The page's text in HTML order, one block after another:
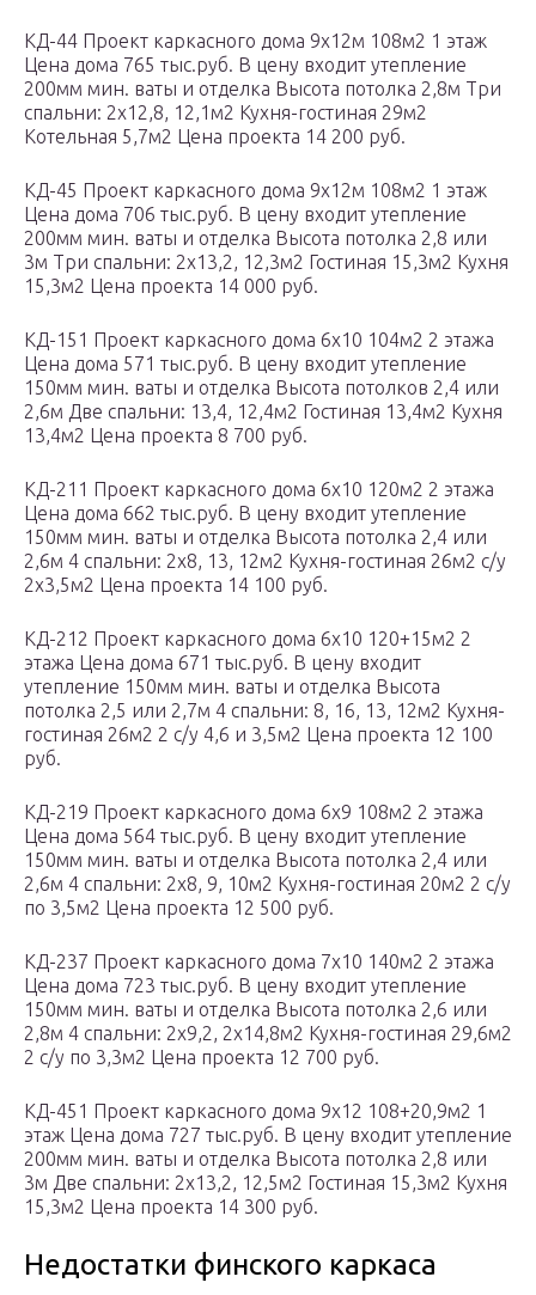
КД-44 Проект каркасного дома 9х12м 108м2 1 этаж
Цена дома 765 тыс.руб. В цену входит утепление
200мм мин. ваты и отделка Высота потолка 2,8м Три
спальни: 2х12,8, 12,1м2 Кухня-гостиная 29м2
Котельная 5,7м2 Цена проекта 14 200 руб.
КД-45 Проект каркасного дома 9х12м 108м2 1 этаж
Цена дома 706 тыс.руб. В цену входит утепление
200мм мин. ваты и отделка Высота потолка 2,8 или
3м Три спальни: 2х13,2, 12,3м2 Гостиная 15,3м2 Кухня
15,3м2 Цена проекта 14 000 руб.
КД-151 Проект каркасного дома 6х10 104м2 2 этажа
Цена дома 571 тыс.руб. В цену входит утепление
150мм мин. ваты и отделка Высота потолков 2,4 или
2,6м Две спальни: 13,4, 12,4м2 Гостиная 13,4м2 Кухня
13,4м2 Цена проекта 8 700 руб.
КД-211 Проект каркасного дома 6х10 120м2 2 этажа
Цена дома 662 тыс.руб. В цену входит утепление
150мм мин. ваты и отделка Высота потолка 2,4 или
2,6м 4 спальни: 2х8, 13, 12м2 Кухня-гостиная 26м2 с/у
2х3,5м2 Цена проекта 14 100 руб.
КД-212 Проект каркасного дома 6х10 120+15м2 2
этажа Цена дома 671 тыс.руб. В цену входит
утепление 150мм мин. ваты и отделка Высота
потолка 2,5 или 2,7м 4 спальни: 8, 16, 13, 12м2 Кухня-
гостиная 26м2 2 с/у 4,6 и 3,5м2 Цена проекта 12 100
руб.
КД-219 Проект каркасного дома 6х9 108м2 2 этажа
Цена дома 564 тыс.руб. В цену входит утепление
150мм мин. ваты и отделка Высота потолка 2,4 или
2,6м 4 спальни: 2х8, 9, 10м2 Кухня-гостиная 20м2 2 с/у
по 3,5м2 Цена проекта 12 500 руб.
КД-237 Проект каркасного дома 7х10 140м2 2 этажа
Цена дома 723 тыс.руб. В цену входит утепление
150мм мин. ваты и отделка Высота потолка 2,6 или
2,8м 4 спальни: 2х9,2, 2х14,8м2 Кухня-гостиная 29,6м2
2 с/у по 3,3м2 Цена проекта 12 700 руб.
КД-451 Проект каркасного дома 9х12 108+20,9м2 1
этаж Цена дома 727 тыс.руб. В цену входит утепление
200мм мин. ваты и отделка Высота потолка 2,8 или
3м Две спальни: 2х13,2, 12,5м2 Гостиная 15,3м2 Кухня
15,3м2 Цена проекта 14 300 руб.
Недостатки финского каркаса